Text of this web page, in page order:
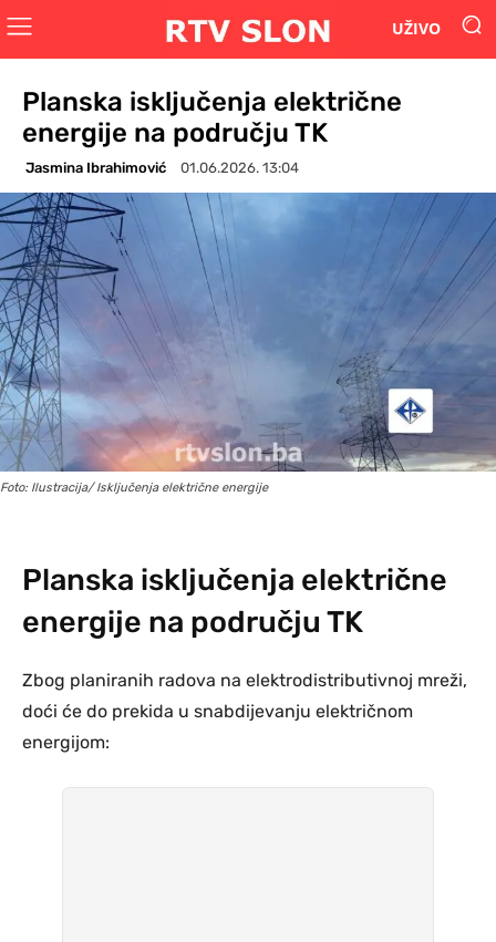
UŽIVO
Planska isključenja električne
energije na području TK
Jasmina Ibrahimović 01.06.2026. 13:04
Foto: Ilustracija/ Isključenja električne energije
Planska isključenja električne
energije na području TK
Zbog planiranih radova na elektrodistributivnoj mreži,
doći će do prekida u snabdijevanju električnom
energijom: